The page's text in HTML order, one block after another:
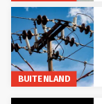
BUITENLAND